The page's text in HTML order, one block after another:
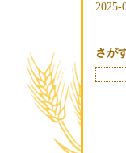
2025-
さが